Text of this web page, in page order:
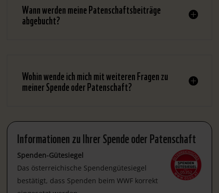
Wann werden meine Patenschaftsbeiträge
abgebucht?
Wohin wende ich mich mit weiteren Fragen zu
meiner Spende oder Patenschaft?
Informationen zu Ihrer Spende oder Patenschaft
Spenden-Gütesiegel
Das österreichische Spendengütesiegel
bestätigt, dass Spenden beim WWF korrekt